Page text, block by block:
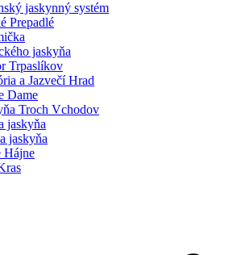
jaskynný systém
Prepadlé
jaskyňa
Trpaslíkov
a Jazvečí Hrad
Dame
Troch Vchodov
jaskyňa
jaskyňa
Hájne